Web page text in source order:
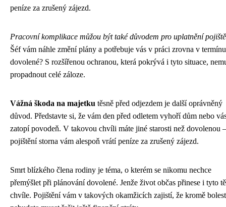
peníze za zrušený zájezd.
Pracovní komplikace můžou být také důvodem pro uplatnění
Šéf vám náhle změní plány a potřebuje vás v práci zrovna v
dovolené? S rozšířenou ochranou, která pokrývá i tyto situace,
propadnout celé záloze.
Vážná škoda na majetku těsně před odjezdem je další oprávněný
důvod. Představte si, že vám den před odletem vyhoří dům nebo
zatopí povodeň. V takovou chvíli máte jiné starosti než dovolenou
pojištění storna vám alespoň vrátí peníze za zrušený zájezd.
Smrt blízkého člena rodiny je téma, o kterém se nikomu nechce
přemýšlet při plánování dovolené. Jenže život občas přinese i tyto
chvíle. Pojištění vám v takových okamžicích zajistí, že kromě